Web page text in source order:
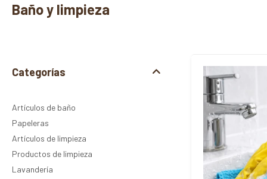
Baño y limpieza
Categorías
Artículos de baño
Papeleras
Artículos de limpieza
Productos de limpieza
Lavandería